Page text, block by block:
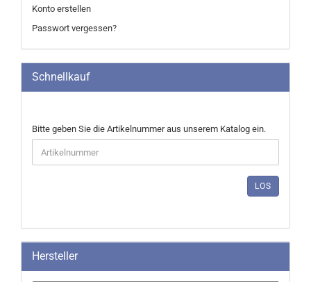
Konto erstellen
Passwort vergessen?
Schnellkauf
BITTE
GEBEN
SIE
DIE
EIN.
Bitte geben Sie die Artikelnummer aus unserem Katalog ein.
LOS
Hersteller